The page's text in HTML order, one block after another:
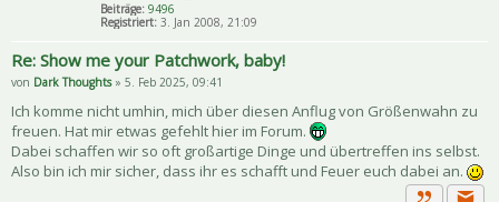
Beiträge: 9496
Registriert: 3. Jan 2008, 21:09
Re: Show me your Patchwork, baby!
von Dark Thoughts» 5. Feb 2025, 09:41
Ich komme nicht umhin, mich über diesen Anflug von Größenwahn zu
freuen. Hat mir etwas gefehlt hier im Forum.
Dabei schaffen wir so oft großartige Dinge und übertreffen ins selbst.
Also bin ich mir sicher, dass ihr es schafft und Feuer euch dabei an.